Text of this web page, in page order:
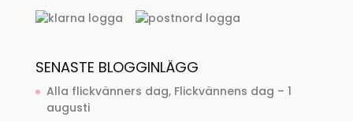
SENASTE BLOGGINLÄGG
Alla flickvänners dag, Flickvännens dag – 1
augusti